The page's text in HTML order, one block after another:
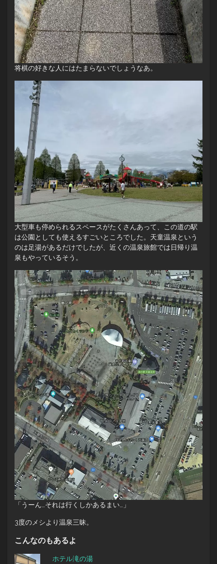
将棋の好きな人にはたまらないでしょうなあ。
大型車も停められるスペースがたくさんあって、この道の駅
は公園としても使えるすごいところでした。天童温泉という
のは足湯があるだけでしたが、近くの温泉旅館では日帰り温
泉もやっているそう。
「うーん…それは行くしかあるまい…」
3度のメシより温泉三昧。
こんなのもあるよ
ホテル滝の湯